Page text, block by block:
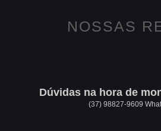
NOSSAS
Dúvidas na hora de
(37) 98827-9609